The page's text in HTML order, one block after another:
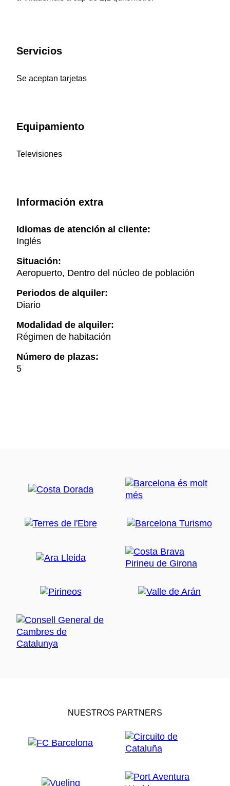
Servicios
Se aceptan tarjetas
Equipamiento
Televisiones
Información extra
Idiomas de atención al cliente:
Inglés
Situación:
Aeropuerto, Dentro del núcleo de población
Periodos de alquiler:
Diario
Modalidad de alquiler:
Régimen de habitación
Número de plazas:
5
NUESTROS PARTNERS